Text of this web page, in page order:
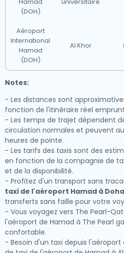
(DOH)
Aéroport
International
Hamad
(DOH)
Al Khor
Notes:
- Les distances sont
fonction de l'itinéraire réel
- Les temps de trajet dépendent
circulation normales et peuvent
heures de pointe.
- Les tarifs des taxis sont des
en fonction de la compagnie de
et de la disponibilité.
- Profitez d'un transport sans
taxi de l'aéroport Hamad à
transferts sans faille pour votre
- Vous voyagez vers The Pearl-
l'aéroport de Hamad à The Pearl
confortable.
- Besoin d'un taxi depuis